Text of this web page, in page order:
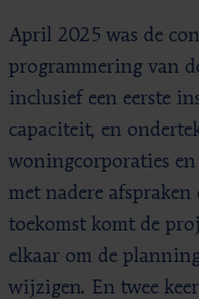
April 2025 was de
programmering van
inclusief een eerste
capaciteit, en
woningcorporaties en
met nadere
toekomst komt de
elkaar om de
wijzigen. En twee